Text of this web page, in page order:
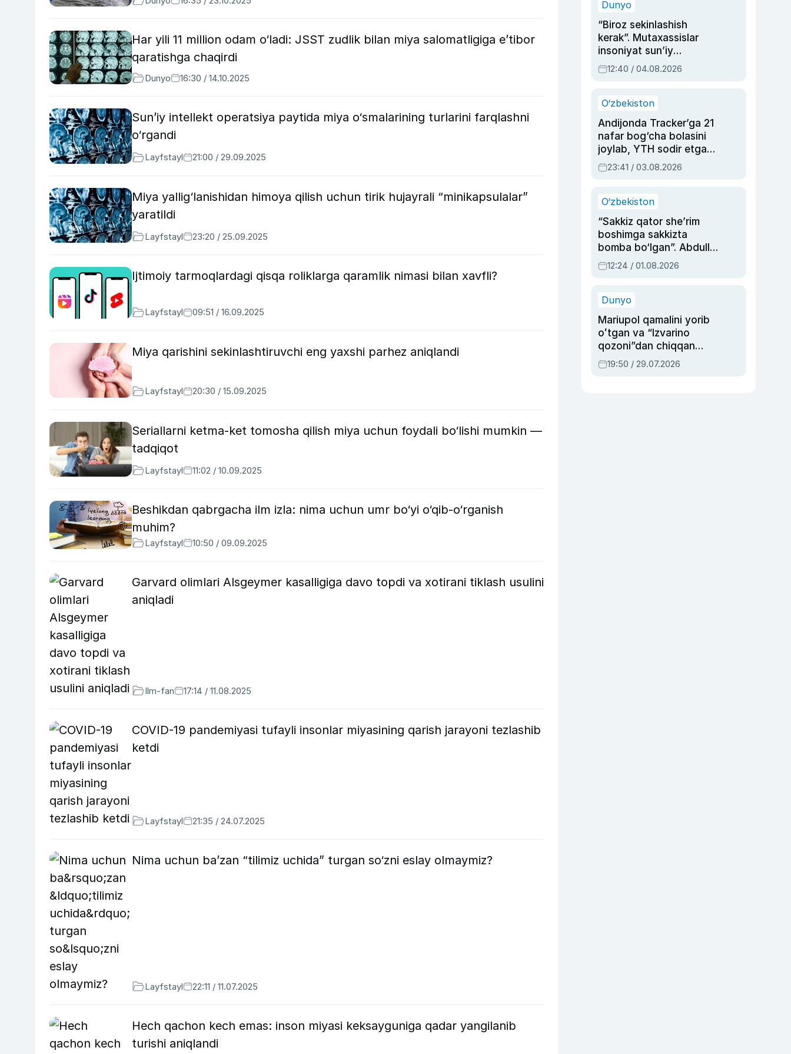
Har yili 11 million odam o‘ladi: JSST zudlik bilan miya salomatligiga e’tibor
qaratishga chaqirdi
Dunyo 16:30 / 14.10.2025
Sun’iy intellekt operatsiya paytida miya o‘smalarining turlarini farqlashni
o‘rgandi
Layfstayl 21:00 / 29.09.2025
Miya yallig‘lanishidan himoya qilish uchun tirik hujayrali “minikapsulalar”
yaratildi
Layfstayl 23:20 / 25.09.2025
Ijtimoiy tarmoqlardagi qisqa roliklarga qaramlik nimasi bilan xavfli?
Layfstayl 09:51 / 16.09.2025
Miya qarishini sekinlashtiruvchi eng yaxshi parhez aniqlandi
Layfstayl 20:30 / 15.09.2025
Seriallarni ketma-ket tomosha qilish miya uchun foydali bo‘lishi mumkin —
tadqiqot
Layfstayl 11:02 / 10.09.2025
Beshikdan qabrgacha ilm izla: nima uchun umr bo‘yi o‘qib-o‘rganish
muhim?
Layfstayl 10:50 / 09.09.2025
Garvard olimlari Alsgeymer kasalligiga davo topdi va xotirani tiklash usulini
aniqladi
Ilm-fan 17:14 / 11.08.2025
COVID-19 pandemiyasi tufayli insonlar miyasining qarish jarayoni tezlashib
ketdi
Layfstayl 21:35 / 24.07.2025
Nima uchun ba’zan “tilimiz uchida” turgan so‘zni eslay olmaymiz?
Layfstayl 22:11 / 11.07.2025
Hech qachon kech emas: inson miyasi keksayguniga qadar yangilanib
turishi aniqlandi
Dunyo
“Biroz sekinlashish
kerak”. Mutaxassislar
insoniyat sun’iy
intellektni boshqara
olmay qolishidan xavotir
12:40 / 04.08.2026
O‘zbekiston
Andijonda Tracker’ga 21
nafar bog‘cha bolasini
joylab, YTH sodir etgan
ayolga sud hukmi o‘qildi
23:41 / 03.08.2026
O‘zbekiston
“Sakkiz qator she’rim
boshimga sakkizta
bomba bo‘lgan”. Abdulla
Oripovni siyosiy
ayblovlardan asrab
12:24 / 01.08.2026
Dunyo
Mariupol qamalini yorib
oʻtgan va “Izvarino
qozoni”dan chiqqan
qahramon — Ukraina
armiyasi bosh
19:50 / 29.07.2026